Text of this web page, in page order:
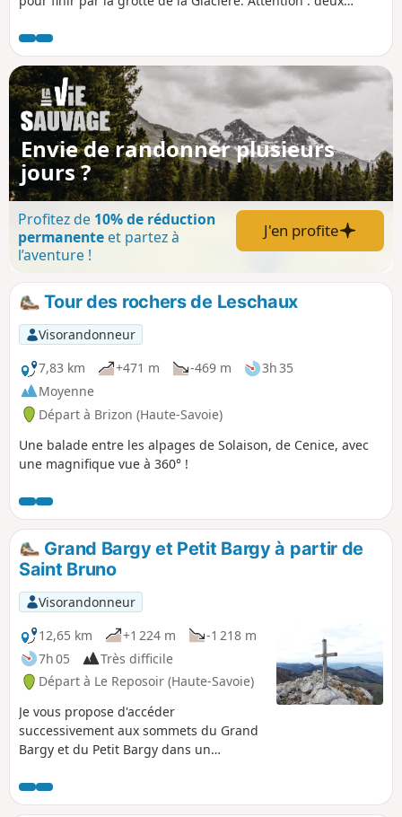
sont présentes.
Envie de randonner plusieurs
jours ?
Profitez de 10% de réduction
permanenteet partez à
l’aventure !
J'en profite
Tour des rochers de Leschaux
Visorandonneur
7,83 km
+471 m -469 m
3h 35
Moyenne
Départ à Brizon (Haute-Savoie)
Une balade entre les alpages de Solaison, de Cenice, avec
une magnifique vue à 360° !
Grand Bargy et Petit Bargy à partir de
Saint Bruno
Visorandonneur
12,65 km
+1 224 m
-1 218 m
7h 05
Très difficile
Départ à Le Reposoir (Haute-Savoie)
Je vous propose d'accéder
successivement aux sommets du Grand
Bargy et du Petit Bargy dans un
approchant à de biens jolis panoramas.
Attention, l'itinéraire se réalise sur